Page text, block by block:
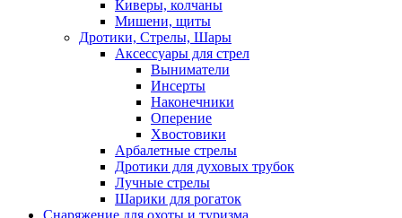
Киверы, колчаны
Мишени, щиты
Дротики, Стрелы, Шары
Аксессуары для стрел
Выниматели
Инсерты
Наконечники
Оперение
Хвостовики
Арбалетные стрелы
Дротики для духовых трубок
Лучные стрелы
Шарики для рогаток
Снаряжение для охоты и туризма